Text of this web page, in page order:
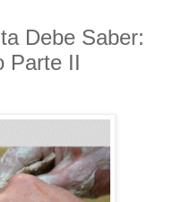
Debe Saber:
Parte II